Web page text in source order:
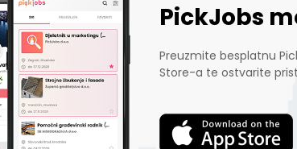
PickJobs
Preuzmite besplatnu
Store-a te ostvarite